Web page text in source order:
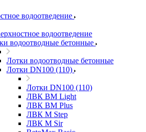
водоотведение
водоотведение
водоотводные бетонные
Лотки водоотводные бетонные
Лотки DN100 (110)
Лотки DN100 (110)
ЛВК ВМ Light
ЛВК ВМ Plus
ЛВК М Step
ЛВК М Sir